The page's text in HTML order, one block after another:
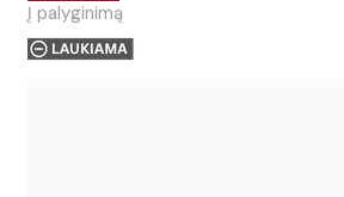
Į palyginimą